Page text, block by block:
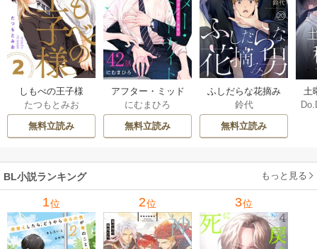
しもべの王子様
【描き下ろしおま
け付き特装版】 2巻
たつもとみお
無料立読み
アフター・ミッド
ナイト・スキン
［ばら売り］ 42巻
にむまひろ
無料立読み
ふしだらな花摘み
男 20巻
鈴代
無料立読み
土
上
BL小説ランキング もっと見る
1位 2位 3位